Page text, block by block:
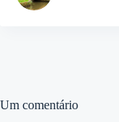
Um comentário